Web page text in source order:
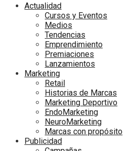
Actualidad
Cursos y Eventos
Medios
Tendencias
Emprendimiento
Premiaciones
Lanzamientos
Marketing
Retail
Historias de Marcas
Marketing Deportivo
EndoMarketing
NeuroMarketing
Marcas con propósito
Publicidad